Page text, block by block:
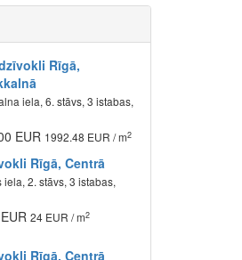
Rīgā,
iela, 6. stāvs, 3 istabas,
EUR 1992.48 EUR / m2
Rīgā, Centrā
iela, 2. stāvs, 3 istabas,
24 EUR / m2
Rīgā, Centrā